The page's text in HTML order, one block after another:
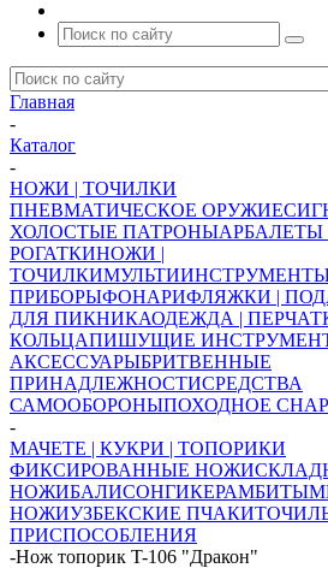
Главная
-
Каталог
-
НОЖИ | ТОЧИЛКИ
ПНЕВМАТИЧЕСКОЕ ОРУЖИЕ
ХОЛОСТЫЕ ПАТРОНЫАРБАЛЕТЫ
РОГАТКИНОЖИ |
ТОЧИЛКИ
ПРИБОРЫФОНАРИФЛЯЖКИ |
ДЛЯ ПИКНИКАОДЕЖДА |
КОЛЬЦАПИШУЩИЕ
АКСЕССУАРЫБРИТВЕННЫЕ
ПРИНАДЛЕЖНОСТИСРЕДСТВА
САМООБОРОНЫПОХОДНОЕ
-
МАЧЕТЕ | КУКРИ | ТОПОРИКИ
ФИКСИРОВАННЫЕ НОЖИ
НОЖИБАЛИСОНГИКЕРАМБИТЫ
НОЖИУЗБЕКСКИЕ ПЧАКИ
ПРИСПОСОБЛЕНИЯ
-Нож топорик T-106 "Дракон"